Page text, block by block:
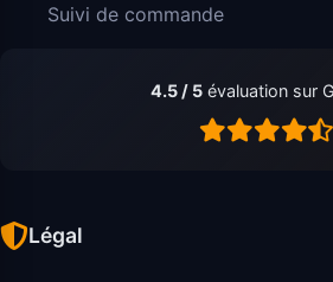
Suivi de commande
4.5 / 5 évaluation sur
Légal